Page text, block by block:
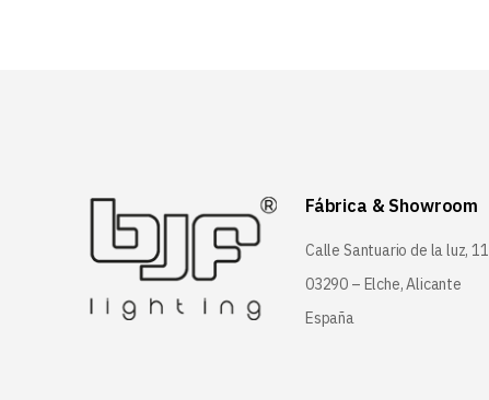
Fábrica & Showroom
Calle Santuario de la luz, 11
03290 – Elche, Alicante
España